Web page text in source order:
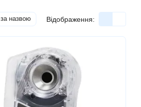
за назвою Відображення: